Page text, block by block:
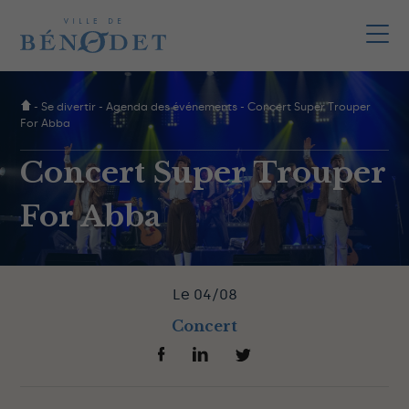
-Se divertir -Agenda des événements -Concert Super Trouper
For Abba
Concert Super Trouper
For Abba
Le 04/08
Concert